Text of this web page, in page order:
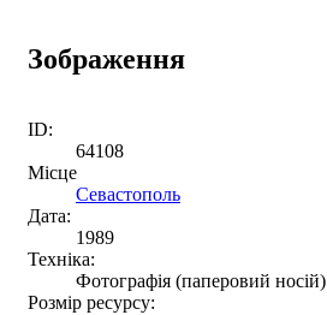
Зображення
ID:
64108
Місце
Севастополь
Дата:
1989
Техніка:
Фотографія (паперовий носій)
Розмір ресурсу: